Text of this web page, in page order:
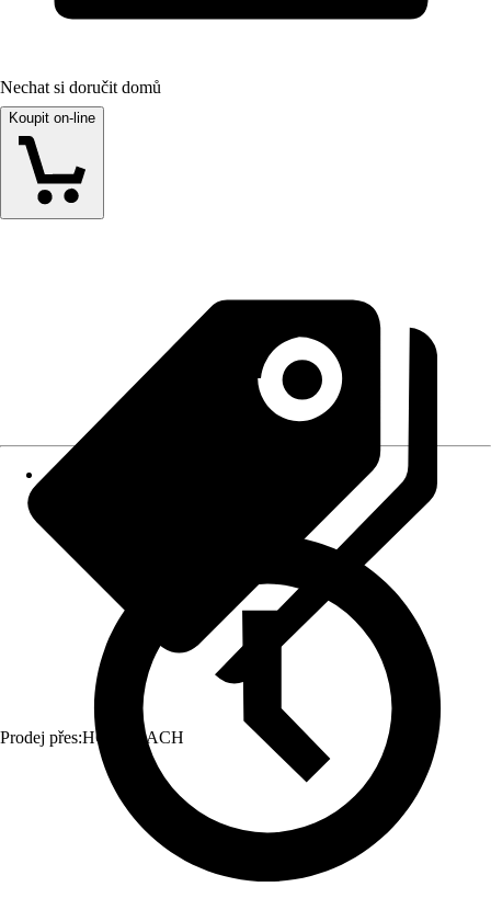
Nechat si doručit domů
Koupit on-line
Prodej přes:HORNBACH